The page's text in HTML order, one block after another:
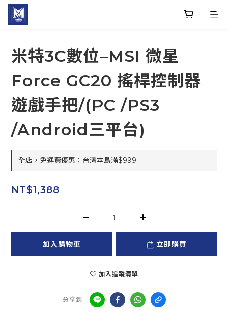
米特3C數位–MSI 微星
Force GC20 搖桿控制器
遊戲手把/(PC /PS3
/Android三平台)
全店，免運費優惠：台灣本島滿$999
NT$1,388
加入購物車 立即購買
加入追蹤清單
分享到